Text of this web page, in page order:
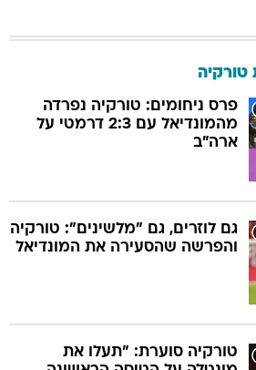
טורקיה
פרס ניחומים: טורקיה נפרדה
מהמונדיאל עם 2:3 דרמטי על
ארה"ב
גם לוזרים, גם "מלשינים": טורקיה
והפרשה שהסעירה את המונדיאל
טורקיה סוערת: "תעלו את